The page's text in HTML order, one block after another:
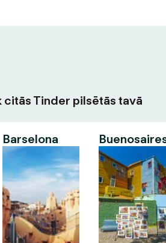
citās Tinder pilsētās tavā
Barselona